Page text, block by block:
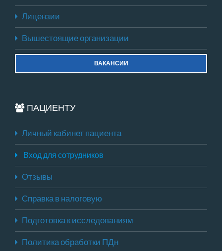
Лицензии
Вышестоящие организации
ВАКАНСИИ
ПАЦИЕНТУ
Личный кабинет пациента
Вход для сотрудников
Отзывы
Справка в налоговую
Подготовка к исследованиям
Политика обработки ПДн